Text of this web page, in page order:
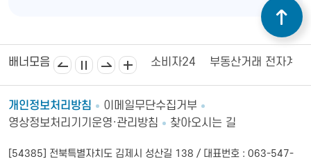
배너모음
제상공회의소 김제시의회 소비자24 부동산거래 전자계약
개인정보처리방침
이메일무단수집거부
영상정보처리기기운영·관리방침
찾아오시는 길
[54385] 전북특별자치도 김제시 성산길 138 / 대표번호 : 063-547-